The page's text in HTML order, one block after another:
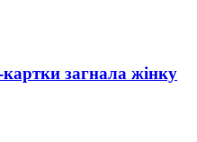
загнала жінку